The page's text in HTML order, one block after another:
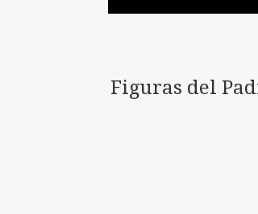
Figuras del